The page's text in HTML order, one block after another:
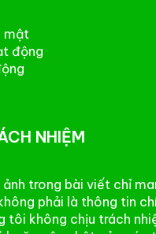
mật
động
NHIỆM
ảnh trong bài viết chỉ
phải là thông tin
tôi không chịu trách